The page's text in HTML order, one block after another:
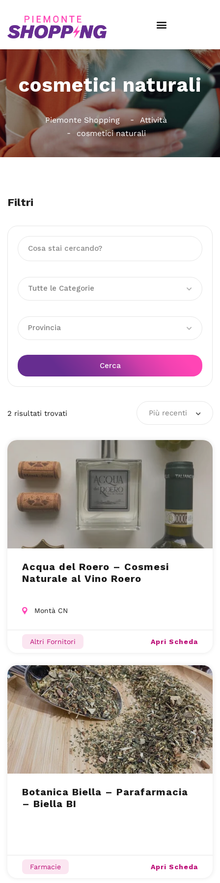
cosmetici naturali
Piemonte Shopping
Attività
cosmetici naturali
Filtri
Tutte le Categorie
Provincia
Cerca
2 risultati trovati Più recenti
Acqua del Roero – Cosmesi
Naturale al Vino Roero
Montà CN
Altri Fornitori Apri Scheda
Botanica Biella – Parafarmacia
– Biella BI
Farmacie Apri Scheda